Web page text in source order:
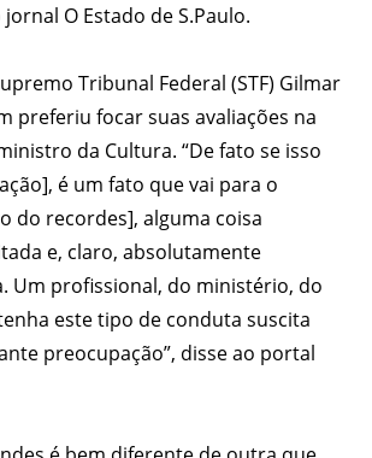
O Estado de S.Paulo.
Tribunal Federal (STF) Gilmar
preferiu focar suas avaliações na
da Cultura. “De fato se isso
é um fato que vai para o
do recordes], alguma coisa
e, claro, absolutamente
Um profissional, do ministério, do
este tipo de conduta suscita
preocupação”, disse ao portal